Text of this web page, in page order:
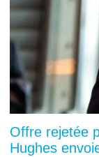
Offre rejetée
Hughes